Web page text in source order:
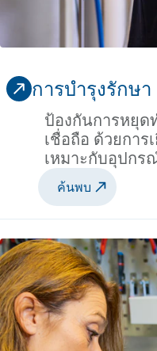
การบำรุงรักษา
ป้องกันการหยุด
เชื่อถือ ด้วยกา
เหมาะกับอุปก
ค้นพบ